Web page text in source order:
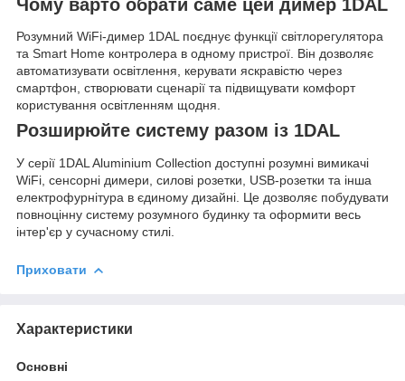
Чому варто обрати саме цей димер 1DAL
Розумний WiFi-димер 1DAL поєднує функції світлорегулятора
та Smart Home контролера в одному пристрої. Він дозволяє
автоматизувати освітлення, керувати яскравістю через
смартфон, створювати сценарії та підвищувати комфорт
користування освітленням щодня.
Розширюйте систему разом із 1DAL
У серії 1DAL Aluminium Collection доступні розумні вимикачі
WiFi, сенсорні димери, силові розетки, USB-розетки та інша
електрофурнітура в єдиному дизайні. Це дозволяє побудувати
повноцінну систему розумного будинку та оформити весь
інтер'єр у сучасному стилі.
Приховати
Характеристики
Основні